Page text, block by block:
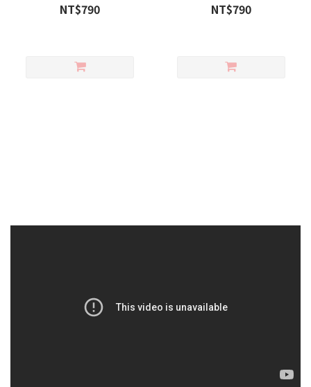
Lunar Leapers
NT$790
Lunar Leapers
NT$790